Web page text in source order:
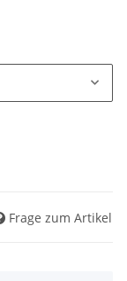
Frage zum Artikel